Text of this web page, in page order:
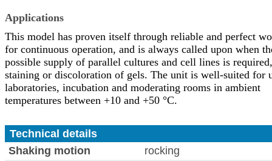
Applications
This model has proven itself through reliable and perfect
for continuous operation, and is always called upon when
possible supply of parallel cultures and cell lines is
staining or discoloration of gels. The unit is well-suited for
laboratories, incubation and moderating rooms in ambient
temperatures between +10 and +50 °C.
Technical details
Shaking motion
rocking